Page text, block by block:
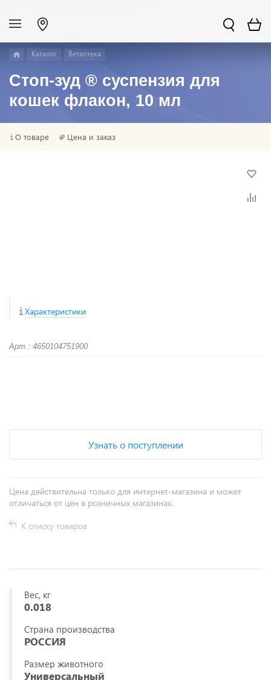
Каталог Ветаптека
Стоп-зуд ® суспензия для
кошек флакон, 10 мл
О товаре Цена и заказ
Характеристики
Арт.: 4650104751900
Узнать о поступлении
Цена действительна только для интернет-магазина и может
отличаться от цен в розничных магазинах.
К списку товаров
Вес, кг
0.018
Страна производства
РОССИЯ
Размер животного
Универсальный